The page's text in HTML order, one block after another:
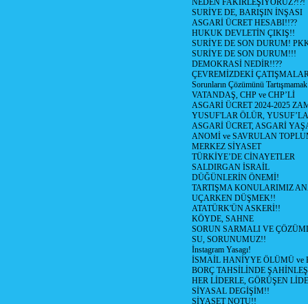
NEDEN FAKİRLEŞİYORUZ?!?!
SURİYE DE, BARIŞIN İNŞASI
ASGARİ ÜCRET HESABI!!??
HUKUK DEVLETİN ÇIKIŞ!!
SURİYE DE SON DURUM!
SURİYE DE SON DURUM!!!
DEMOKRASİ NEDİR!!??
ÇEVREMİZDEKİ
Sorunların Çözümünü
VATANDAŞ, CHP ve CHP’Lİ
ASGARİ ÜCRET 2024-2025
YUSUF'LAR ÖLÜR,
ASGARİ ÜCRET, ASGARİ
ANOMİ ve SAVRULAN
MERKEZ SİYASET
TÜRKİYE’DE CİNAYETLER
SALDIRGAN İSRAİL
DÜĞÜNLERİN ÖNEMİ!
TARTIŞMA KONULARIMIZ
UÇARKEN DÜŞMEK!!
ATATÜRK'ÜN ASKERİ!!
KÖYDE, SAHNE
SORUN SARMALI VE
SU, SORUNUMUZ!!
İnstagram Yasagı!
İSMAİL HANİYYE ÖLÜMÜ ve
BORÇ TAHSİLİNDE
HER LİDERLE, GÖRÜŞEN
SİYASAL DEGİŞİM!!
SİYASET NOTU!!